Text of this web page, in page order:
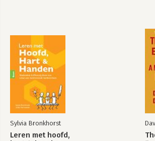
graag als spreker en
Transitie - Je
wereld van
schreef met Riet
Leo Wilhelm – stond
voor
Sylvia Bronkhorst
Leren met hoofd,